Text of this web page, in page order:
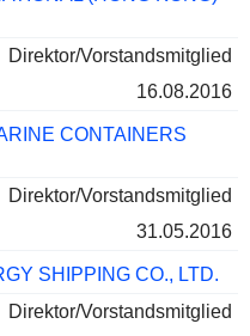
Direktor/Vorstandsmitglied
16.08.2016
CONTAINERS
Direktor/Vorstandsmitglied
31.05.2016
SHIPPING CO., LTD.
Direktor/Vorstandsmitglied